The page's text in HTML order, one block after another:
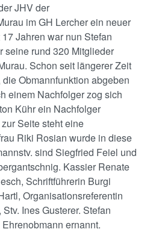
JHV der
im GH Lercher ein neuer
Jahren war nun Stefan
seine rund 320 Mitglieder
Schon seit längerer Zeit
Obmannfunktion abgeben
einem Nachfolger zog sich
Kühr ein Nachfolger
Seite steht eine
Riki Rosian wurde in diese
sind Siegfried Feiel und
Kassier Renate
Schriftführerin Burgi
Organisationsreferentin
Ines Gusterer. Stefan
ernannt.